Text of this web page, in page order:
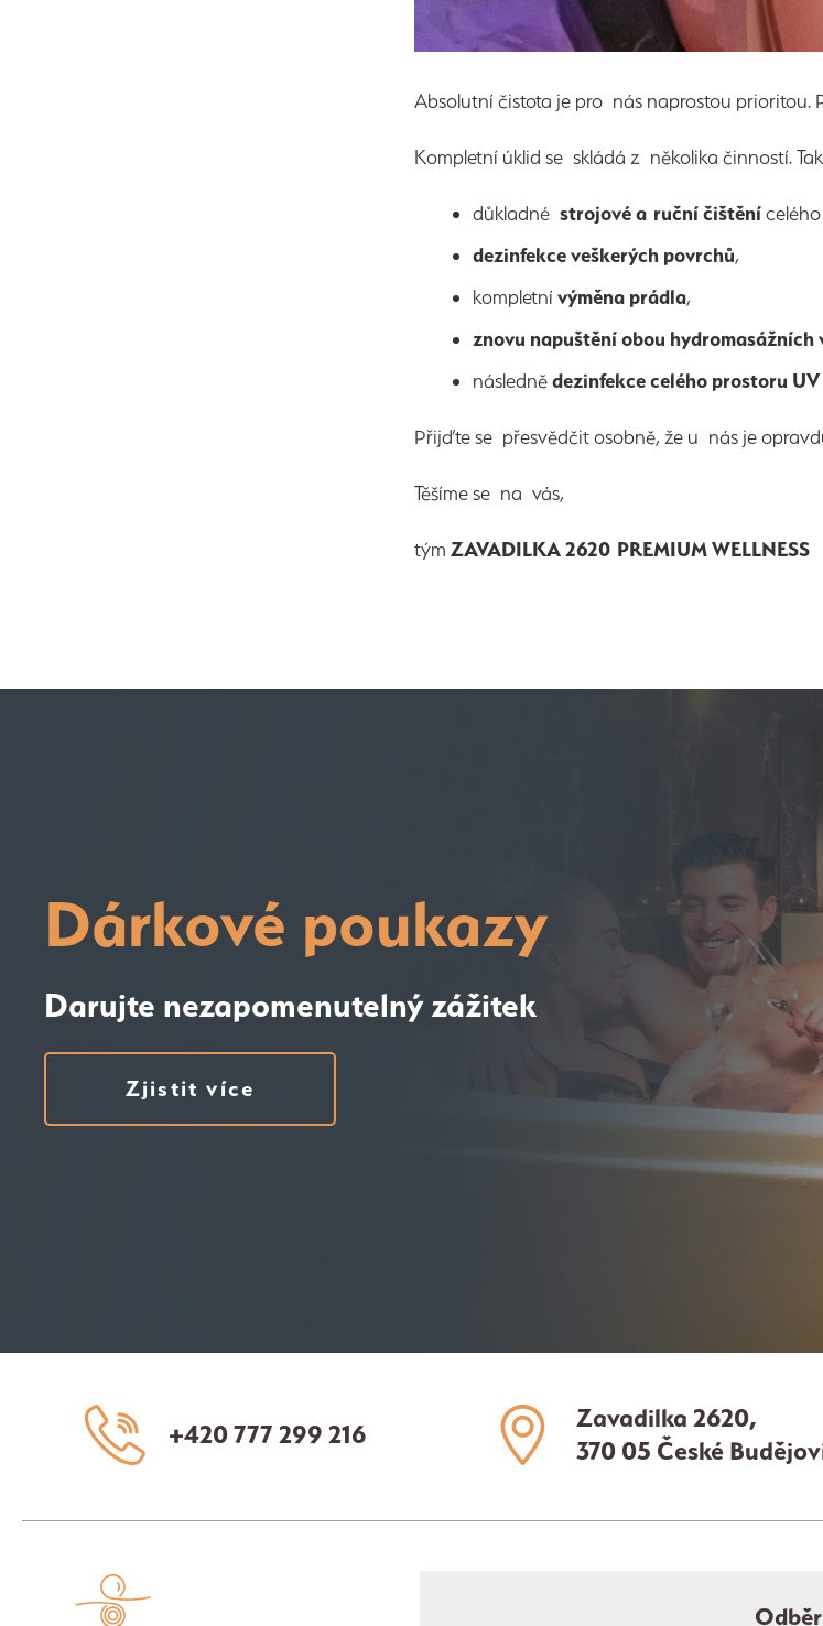
Absolutní čistota je pro nás naprostou prioritou.
Kompletní úklid se skládá z několika činností.
důkladné strojové a ruční čištěnícelého
dezinfekce veškerých povrchů,
kompletní výměna prádla,
znovu napuštění obou hydromasážních
následnědezinfekce celého prostoru
Přijďte se přesvědčit osobně, že u nás je
Těšíme se na vás,
tým ZAVADILKA 2620 PREMIUM WELLNESS
Dárkové poukazy
Darujte nezapomenutelný zážitek
Zjistit více
+420 777 299 216
Zavadilka 2620,
370 05 České